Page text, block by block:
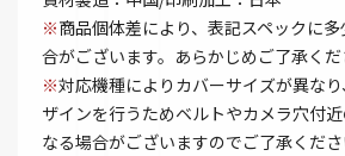
※商品個体差により、表記スペックに
合がございます。あらかじめご了承くだ
※対応機種によりカバーサイズが異な
ザインを行うためベルトやカメラ穴付
なる場合がございますのでご了承くださ